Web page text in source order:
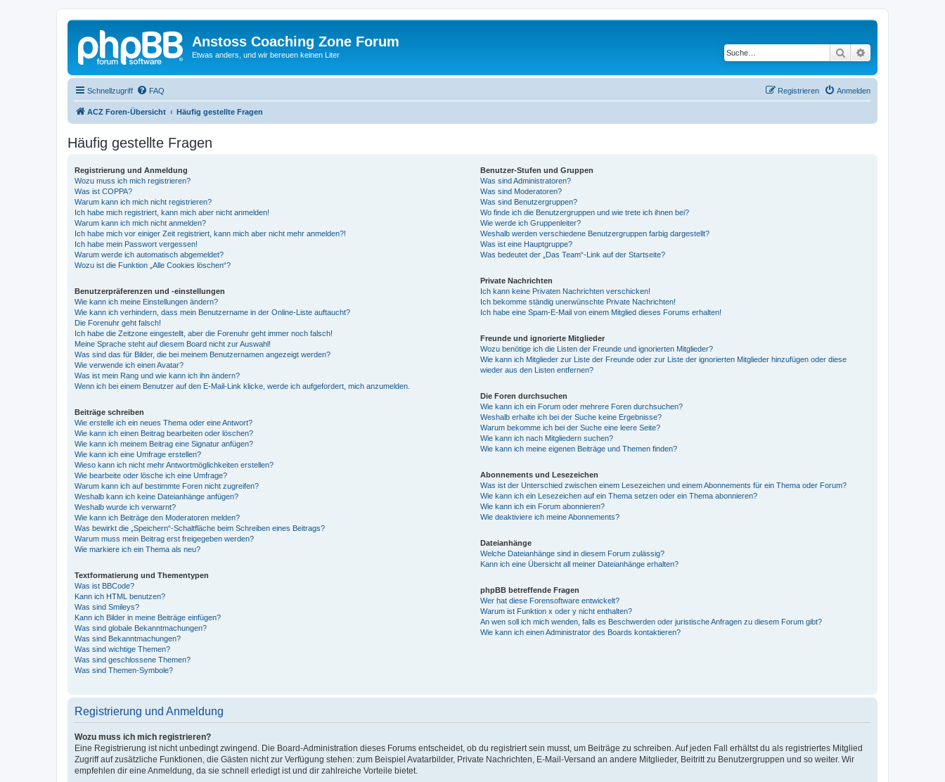
Anstoss Coaching Zone Forum
Etwas anders, und wir bereuen keinen Liter Suche
Schnellzugriff FAQ Anmelden
Registrieren
ACZ Foren-Übersicht Häufig gestellte Fragen
Häufig gestellte Fragen
Registrierung und Anmeldung
Wozu muss ich mich registrieren?
Was ist COPPA?
Warum kann ich mich nicht registrieren?
Ich habe mich registriert, kann mich aber nicht anmelden!
Warum kann ich mich nicht anmelden?
Ich habe mich vor einiger Zeit registriert, kann mich aber nicht mehr anmelden?!
Ich habe mein Passwort vergessen!
Warum werde ich automatisch abgemeldet?
Wozu ist die Funktion „Alle Cookies löschen“?
Benutzerpräferenzen und -einstellungen
Wie kann ich meine Einstellungen ändern?
Wie kann ich verhindern, dass mein Benutzername in der Online-Liste auftaucht?
Die Forenuhr geht falsch!
Ich habe die Zeitzone eingestellt, aber die Forenuhr geht immer noch falsch!
Meine Sprache steht auf diesem Board nicht zur Auswahl!
Was sind das für Bilder, die bei meinem Benutzernamen angezeigt werden?
Wie verwende ich einen Avatar?
Was ist mein Rang und wie kann ich ihn ändern?
Wenn ich bei einem Benutzer auf den E-Mail-Link klicke, werde ich aufgefordert, mich anzumelden.
Beiträge schreiben
Wie erstelle ich ein neues Thema oder eine Antwort?
Wie kann ich einen Beitrag bearbeiten oder löschen?
Wie kann ich meinem Beitrag eine Signatur anfügen?
Wie kann ich eine Umfrage erstellen?
Wieso kann ich nicht mehr Antwortmöglichkeiten erstellen?
Wie bearbeite oder lösche ich eine Umfrage?
Warum kann ich auf bestimmte Foren nicht zugreifen?
Weshalb kann ich keine Dateianhänge anfügen?
Weshalb wurde ich verwarnt?
Wie kann ich Beiträge den Moderatoren melden?
Was bewirkt die „Speichern“-Schaltfläche beim Schreiben eines Beitrags?
Warum muss mein Beitrag erst freigegeben werden?
Wie markiere ich ein Thema als neu?
Textformatierung und Thementypen
Was ist BBCode?
Kann ich HTML benutzen?
Was sind Smileys?
Kann ich Bilder in meine Beiträge einfügen?
Was sind globale Bekanntmachungen?
Was sind Bekanntmachungen?
Was sind wichtige Themen?
Was sind geschlossene Themen?
Was sind Themen-Symbole?
Benutzer-Stufen und Gruppen
Was sind Administratoren?
Was sind Moderatoren?
Was sind Benutzergruppen?
Wo finde ich die Benutzergruppen und wie trete ich ihnen bei?
Wie werde ich Gruppenleiter?
Weshalb werden verschiedene Benutzergruppen farbig dargestellt?
Was ist eine Hauptgruppe?
Was bedeutet der „Das Team“-Link auf der Startseite?
Private Nachrichten
Ich kann keine Privaten Nachrichten verschicken!
Ich bekomme ständig unerwünschte Private Nachrichten!
Ich habe eine Spam-E-Mail von einem Mitglied dieses Forums erhalten!
Freunde und ignorierte Mitglieder
Wozu benötige ich die Listen der Freunde und ignorierten Mitglieder?
Wie kann ich Mitglieder zur Liste der Freunde oder zur Liste der ignorierten Mitglieder hinzufügen oder diese
wieder aus den Listen entfernen?
Die Foren durchsuchen
Wie kann ich ein Forum oder mehrere Foren durchsuchen?
Weshalb erhalte ich bei der Suche keine Ergebnisse?
Warum bekomme ich bei der Suche eine leere Seite?
Wie kann ich nach Mitgliedern suchen?
Wie kann ich meine eigenen Beiträge und Themen finden?
Abonnements und Lesezeichen
Was ist der Unterschied zwischen einem Lesezeichen und einem Abonnements für ein Thema oder Forum?
Wie kann ich ein Lesezeichen auf ein Thema setzen oder ein Thema abonnieren?
Wie kann ich ein Forum abonnieren?
Wie deaktiviere ich meine Abonnements?
Dateianhänge
Welche Dateianhänge sind in diesem Forum zulässig?
Kann ich eine Übersicht all meiner Dateianhänge erhalten?
phpBB betreffende Fragen
Wer hat diese Forensoftware entwickelt?
Warum ist Funktion x oder y nicht enthalten?
An wen soll ich mich wenden, falls es Beschwerden oder juristische Anfragen zu diesem Forum gibt?
Wie kann ich einen Administrator des Boards kontaktieren?
Registrierung und Anmeldung
Wozu muss ich mich registrieren?
Eine Registrierung ist nicht unbedingt zwingend. Die Board-Administration dieses Forums entscheidet, ob du registriert sein musst, um Beiträge zu schreiben. Auf jeden Fall erhältst du als registriertes Mitglied
Zugriff auf zusätzliche Funktionen, die Gästen nicht zur Verfügung stehen: zum Beispiel Avatarbilder, Private Nachrichten, E-Mail-Versand an andere Mitglieder, Beitritt zu Benutzergruppen und so weiter. Wir
empfehlen dir eine Anmeldung, da sie schnell erledigt ist und dir zahlreiche Vorteile bietet.